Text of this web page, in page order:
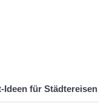
Ideen für Städtereisen